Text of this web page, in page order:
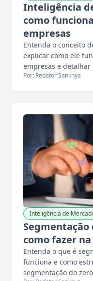
Inteligência
como
empresas
Entenda o conceito
explicar como ele
empresas e
Por: Redator Sankhya
Inteligência de
Segmentação
como fazer
Entenda o que é
funciona e como
segmentação do